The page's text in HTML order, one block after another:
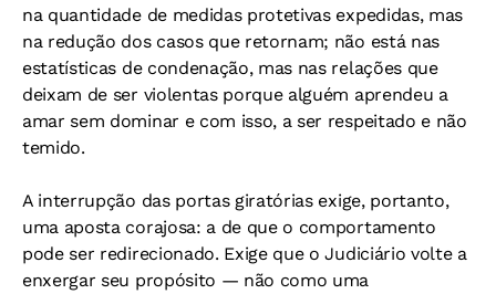
na quantidade de medidas protetivas expedidas, mas
na redução dos casos que retornam; não está nas
estatísticas de condenação, mas nas relações que
deixam de ser violentas porque alguém aprendeu a
amar sem dominar e com isso, a ser respeitado e não
temido.
A interrupção das portas giratórias exige, portanto,
uma aposta corajosa: a de que o comportamento
pode ser redirecionado. Exige que o Judiciário volte a
enxergar seu propósito — não como uma